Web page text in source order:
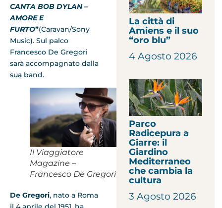
CANTA BOB DYLAN –
AMORE E
FURTO”(Caravan/Sony
Music). Sul palco
Francesco De Gregori
sarà accompagnato dalla
sua band.
Il Viaggiatore
Magazine –
Francesco De Gregori
De Gregori, nato a Roma
La città di
Amiens e il suo
“oro blu”
4 Agosto 2026
Parco
Radicepura a
Giarre: il
Giardino
Mediterraneo
che cambia la
cultura
3 Agosto 2026